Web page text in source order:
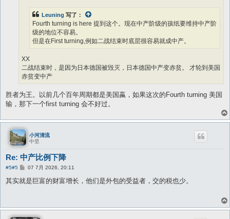
Leuning 写了：
Fourth turning is here 提到这个。现在中产阶级的孩纸要维持中产阶
级的地位不容易。
但是在First turning,例如二战结束时底层很容易就成中产。
XX
二战结束时，是因为日本德国被毁灭，日本德国中产变赤贫。 才轮到美国
赤贫变中产
胜者为王。以前几个百年周期都是美国蠃，如果这次的Fourth turning 美国
输，那下一个first turning 会不好过。
小河清流
中坚
Re: 中产比例下降
#5#5
帖
07 7月 2026, 20:11
其实就是巨富的财富增长，他们是外包的受益者，交的税也少。